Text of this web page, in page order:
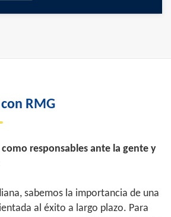
RMG
responsables ante la gente y
sabemos la importancia de una
al éxito a largo plazo. Para